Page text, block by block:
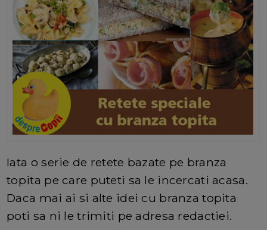
Iata o serie de retete bazate pe branza
topita pe care puteti sa le incercati acasa.
Daca mai ai si alte idei cu branza topita
poti sa ni le trimiti pe adresa redactiei.